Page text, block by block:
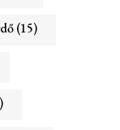
(15)